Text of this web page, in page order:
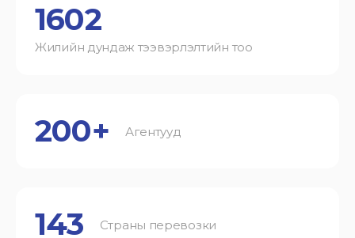
1602
Жилийн дундаж тээвэрлэлтийн тоо
200+ Агентууд
143 Страны перевозки